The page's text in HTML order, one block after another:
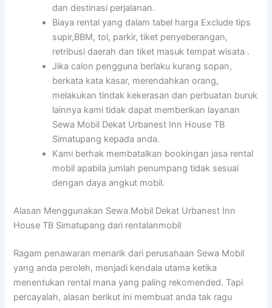
dan destinasi perjalanan.
Biaya rental yang dalam tabel harga Exclude tips
supir,BBM, tol, parkir, tiket penyeberangan,
retribusi daerah dan tiket masuk tempat wisata .
Jika calon pengguna berlaku kurang sopan,
berkata kata kasar, merendahkan orang,
melakukan tindak kekerasan dan perbuatan buruk
lainnya kami tidak dapat memberikan layanan
Sewa Mobil Dekat Urbanest Inn House TB
Simatupang kepada anda.
Kami berhak membatalkan bookingan jasa rental
mobil apabila jumlah penumpang tidak sesuai
dengan daya angkut mobil.
Alasan Menggunakan Sewa Mobil Dekat Urbanest Inn
House TB Simatupang dari rentalanmobil
Ragam penawaran menarik dari perusahaan Sewa Mobil
yang anda peroleh, menjadi kendala utama ketika
menentukan rental mana yang paling rekomended. Tapi
percayalah, alasan berikut ini membuat anda tak ragu